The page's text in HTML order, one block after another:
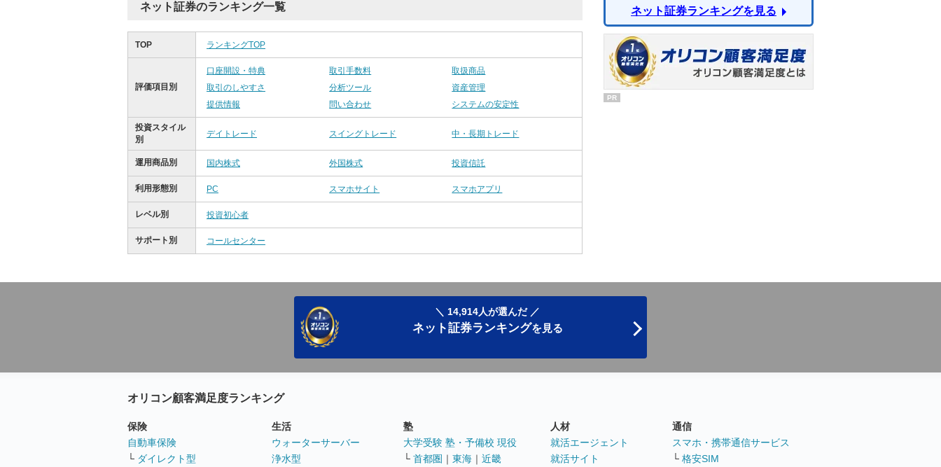
ネット証券のランキング一覧
TOP ランキングTOP
評価項目別
口座開設・特典 取引手数料
取扱商品
取引のしやすさ
分析ツール
資産管理
提供情報
問い合わせ システムの安定性
投資スタイル
別
デイトレード スイングトレード 中・長期トレード
運用商品別 国内株式 外国株式 投資信託
利用形態別 PC スマホサイト スマホアプリ
レベル別 投資初心者
サポート別 コールセンター
ネット証券ランキングを見る
PR
＼ 14,914人が選んだ ／
ネット証券ランキングを見る
オリコン顧客満足度ランキング
保険
自動車保険
└ ダイレクト型
生活
ウォーターサーバー
浄水型
塾
大学受験 塾・予備校 現役
└ 首都圏 ｜ 東海 ｜ 近畿
人材
就活エージェント
就活サイト
通信
スマホ・携帯通信サービス
└ 格安SIM